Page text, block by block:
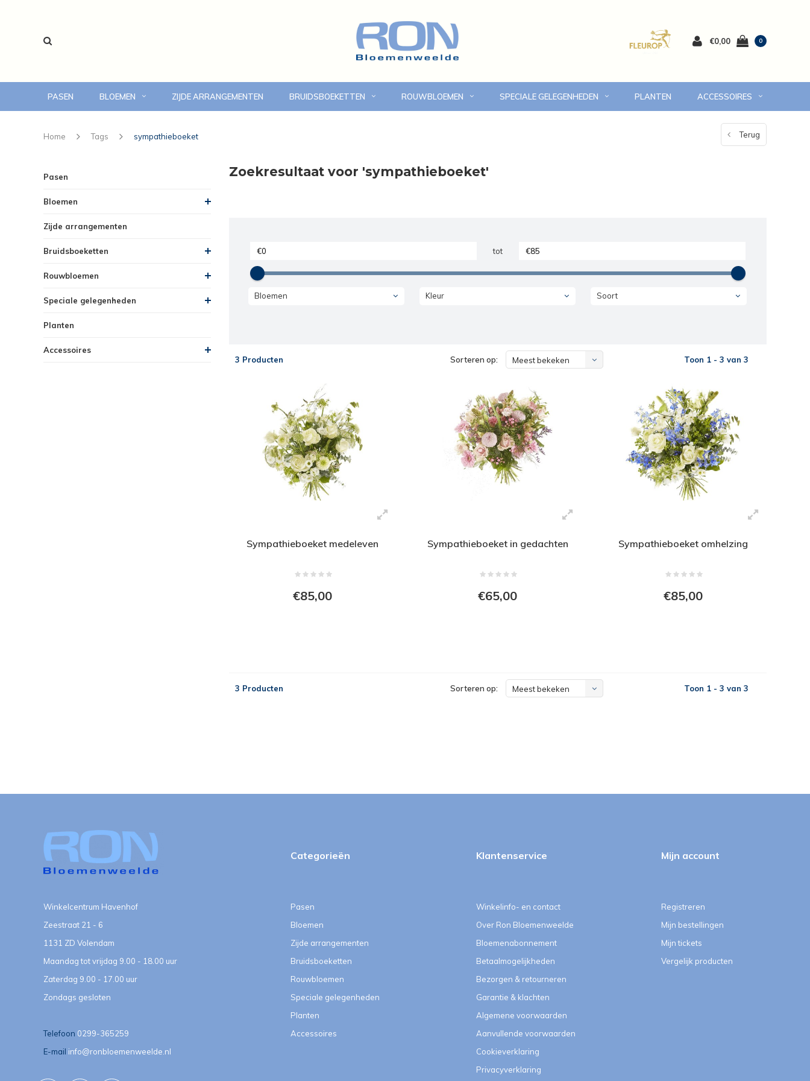
€0,00 0
PASEN BLOEMEN ZIJDE ARRANGEMENTEN BRUIDSBOEKETTEN ROUWBLOEMEN SPECIALE GELEGENHEDEN PLANTEN ACCESSOIRES
voor 14:00 uur besteld, vandaag bezorgd Online bloemen bestellen Eigen bezorgdienst in Volendam en omgeving 7 dagen versgarantie
Home Tags sympathieboeket Terug
Pasen
Bloemen
Zijde arrangementen
Bruidsboeketten
Rouwbloemen
Speciale gelegenheden
Planten
Accessoires
Zoekresultaat voor 'sympathieboeket'
tot
Bloemen Kleur Soort
3 Producten Sorteren op: Meest bekeken Toon 1 - 3 van 3
Sympathieboeket medeleven
€85,00
Sympathieboeket in gedachten
€65,00
Sympathieboeket omhelzing
€85,00
3 Producten Sorteren op: Meest bekeken Toon 1 - 3 van 3
Winkelcentrum Havenhof
Zeestraat 21 - 6
1131 ZD Volendam
Maandag tot vrijdag 9.00 - 18.00 uur
Zaterdag 9.00 - 17.00 uur
Zondags gesloten
Telefoon 0299-365259
E-mail info@ronbloemenweelde.nl
Categorieën
Pasen
Bloemen
Zijde arrangementen
Bruidsboeketten
Rouwbloemen
Speciale gelegenheden
Planten
Accessoires
Klantenservice
Winkelinfo- en contact
Over Ron Bloemenweelde
Bloemenabonnement
Betaalmogelijkheden
Bezorgen & retourneren
Garantie & klachten
Algemene voorwaarden
Aanvullende voorwaarden
Cookieverklaring
Privacyverklaring
Mijn account
Registreren
Mijn bestellingen
Mijn tickets
Vergelijk producten